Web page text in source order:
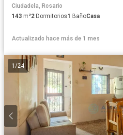
Ciudadela, Rosario
143 m²2 Dormitorios1 BañoCasa
Actualizado hace más de 1 mes
1 /24